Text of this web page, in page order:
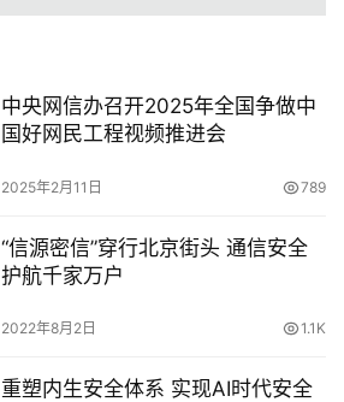
中央网信办召开2025年全国争做中
国好网民工程视频推进会
2025年2月11日 789
“信源密信”穿行北京街头 通信安全
护航千家万户
2022年8月2日 1.1K
重塑内生安全体系 实现AI时代安全